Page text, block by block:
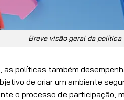
Breve visão geral da
políticas também
de criar um ambiente
o processo de participação,